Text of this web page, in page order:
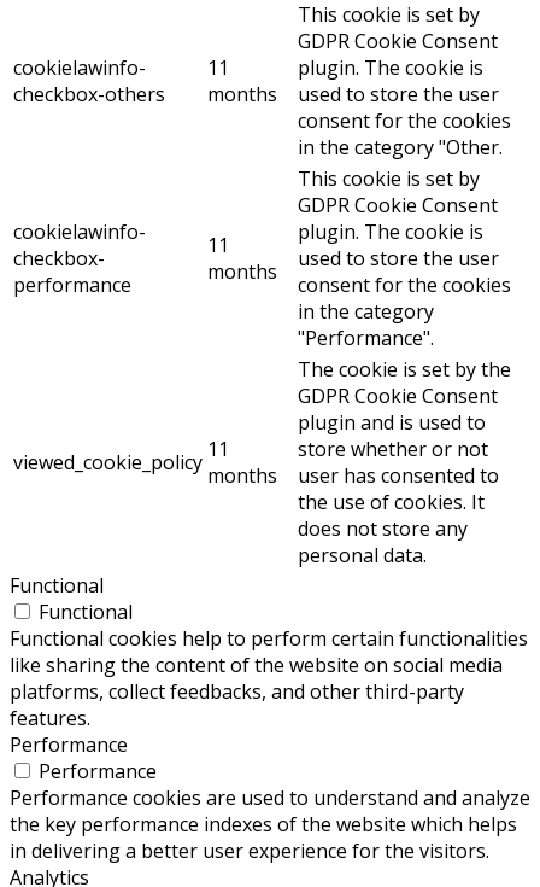
cookielawinfo-
checkbox-others
11
months
This cookie is set by
GDPR Cookie Consent
plugin. The cookie is
used to store the user
consent for the cookies
in the category "Other.
cookielawinfo-
checkbox-
performance
11
months
This cookie is set by
GDPR Cookie Consent
plugin. The cookie is
used to store the user
consent for the cookies
in the category
"Performance".
viewed_cookie_policy 11
months
The cookie is set by the
GDPR Cookie Consent
plugin and is used to
store whether or not
user has consented to
the use of cookies. It
does not store any
personal data.
Functional
Functional
Functional cookies help to perform certain functionalities
like sharing the content of the website on social media
platforms, collect feedbacks, and other third-party
features.
Performance
Performance
Performance cookies are used to understand and analyze
the key performance indexes of the website which helps
in delivering a better user experience for the visitors.
Analytics